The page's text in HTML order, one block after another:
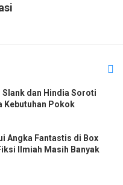
Slank dan Hindia Soroti
Kebutuhan Pokok
Angka Fantastis di Box
Ilmiah Masih Banyak